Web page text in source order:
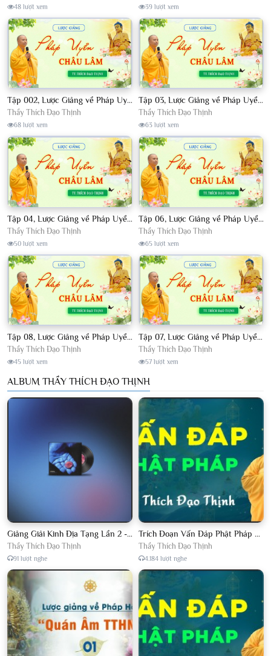
48 lượt xem 39 lượt xem
Tập 002, Lược Giảng về Pháp Uyển Châu Lâm, Chủ giảng TT. Thích Đạo Thịnh
Thầy Thích Đạo Thịnh
68 lượt xem
Tập 03, Lược Giảng về Pháp Uyển Châu Lâm, Chủ giảng TT Thích Đạo Thịnh
Thầy Thích Đạo Thịnh
63 lượt xem
Tập 04, Lược Giảng về Pháp Uyển Châu Lâm, Chủ giảng TT. Thích Đạo Thịnh
Thầy Thích Đạo Thịnh
50 lượt xem
Tập 06, Lược Giảng về Pháp Uyển Châu Lâm, Chủ giảng TT. Thích Đạo Thịnh
Thầy Thích Đạo Thịnh
65 lượt xem
Tập 08, Lược Giảng về Pháp Uyển Châu Lâm, Chủ giảng TT. Thích Đạo Thịnh.
Thầy Thích Đạo Thịnh
45 lượt xem
Tập 07, Lược Giảng về Pháp Uyển Châu Lâm, Chủ giảng TT Thích Đạo Thịnh
Thầy Thích Đạo Thịnh
57 lượt xem
ALBUM THẦY THÍCH ĐẠO THỊNH
Giảng Giải Kinh Địa Tạng Lần 2 - Thầy Thích Đạo Thịnh - Diệu Pháp Khai Tâm
Thầy Thích Đạo Thịnh
91 lượt nghe
Trích Đoạn Vấn Đáp Phật Pháp 2022
Thầy Thích Đạo Thịnh
4.184 lượt nghe